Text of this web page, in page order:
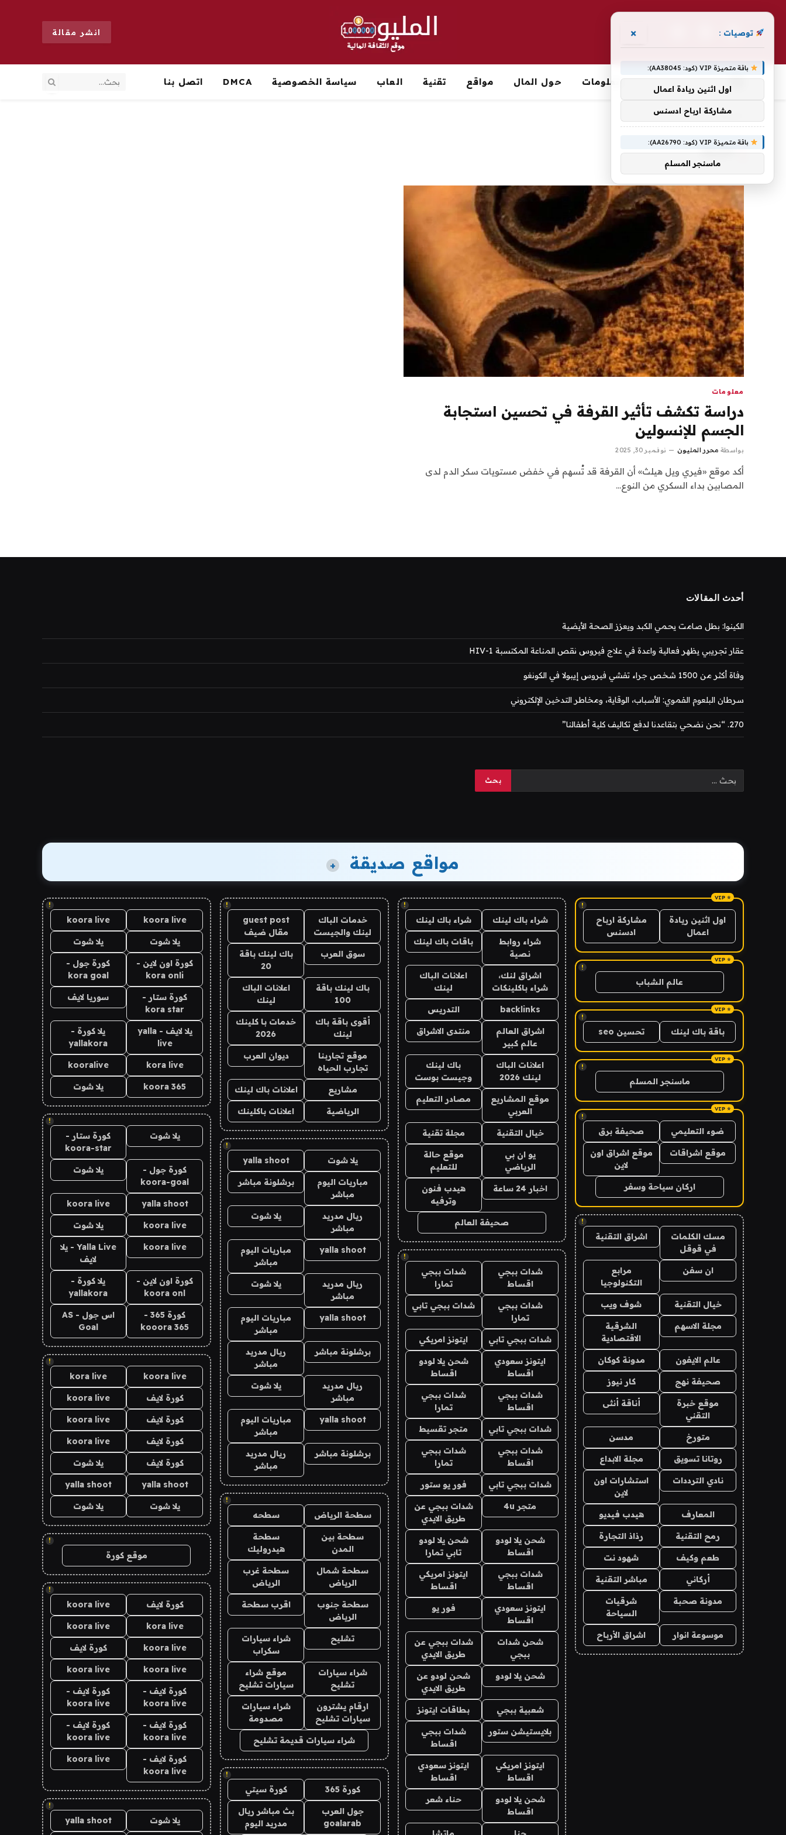
فيسبوك
(Twitter)
انشر مقالة
معلومات حول المال مواقع تقنية العاب سياسة الخصوصية DMCA اتصل بنا
الرئيسية » القرفة
القرفة
معلومات
دراسة تكشف تأثير القرفة في تحسين استجابة
الجسم للإنسولين
بواسطة محرر المليون نوفمبر 30, 2025
أكد موقع «فيري ويل هيلث» أن القرفة قد تُسهم في خفض مستويات سكر الدم لدى
المصابين بداء السكري من النوع…
أحدث المقالات
الكينوا: بطل صامت يحمي الكبد ويعزز الصحة الأيضية
عقار تجريبي يظهر فعالية واعدة في علاج فيروس نقص المناعة المكتسبة HIV-1
وفاة أكثر من 1500 شخص جراء تفشي فيروس إيبولا في الكونغو
سرطان البلعوم الفموي: الأسباب، الوقاية، ومخاطر التدخين الإلكتروني
270. “نحن نضحي بتقاعدنا لدفع تكاليف كلية أطفالنا”
مواقع صديقة +
!
اول اثنين ريادة
اعمال
مشاركة ارباح
ادسنس
!
عالم الشباب
!
باقة باك لينك تحسين seo
!
ماسنجر المسلم
!
ضوء التعليمي صحيفة برق
موقع اشراقات
موقع اشراق اون
لاين
اركان سياحة وسفر
!
مسك الكلمات
في قوقل
اشراق التقنية
ان سفن
مرابع
التكنولوجيا
خيال التقنية شوف ويب
مجلة الاسهم
الشرقية
الاقتصادية
عالم الايفون مدونة كوكان
صحيفة نهج كار نيوز
موقع خبرة
التقني
أناقة أنثى
متورخ مدسن
روتانا تسويق مجلة الابداع
نادي الترددات
استشارات اون
لاين
المعارف هيدب فيديو
رمح التقنية رذاذ التجارة
طعم وكيف شهود نت
أركاني مباشر التقنية
مدونة صحبة
شرقيات
السياحة
موسوعة انوار اشراق الأرباح
!
شراء باك لينك شراء باك لينك
شراء روابط
نصية
باقات باك لينك
اشراق لنك،
شراء باكلينكات
اعلانات الباك
لينك
backlinks التدريس
اشراق العالم
عالم كبير
منتدى الاشراق
اعلانات الباك
لينك 2026
باك لينك
وجيست بوست
موقع المشاريع
العربي
مصادر التعليم
خيال التقنية مجلة تقنية
يو ان بي
الرياضي
موقع حالة
للتعليم
اخبار 24 ساعة
هيدب فنون
وترفيه
صحيفة العالم
!
شدات ببجي
اقساط
شدات ببجي
تمارا
شدات ببجي
تمارا
شدات ببجي تابي
شدات ببجي تابي ايتونز امريكي
ايتونز سعودي
اقساط
شحن يلا لودو
اقساط
شدات ببجي
اقساط
شدات ببجي
تمارا
شدات ببجي تابي متجر تقسيط
شدات ببجي
اقساط
شدات ببجي
تمارا
شدات ببجي تابي فور يو ستور
متجر 4u
شدات ببجي عن
طريق الايدي
شحن يلا لودو
اقساط
شحن يلا لودو
تابي تمارا
شدات ببجي
اقساط
ايتونز امريكي
اقساط
ايتونز سعودي
اقساط
فور يو
شحن شدات
ببجي
شدات ببجي عن
طريق الايدي
شحن يلا لودو
شحن لودو عن
طريق الايدي
شعبية ببجي بطاقات ايتونز
بلايستيشن ستور
شدات ببجي
اقساط
ايتونز امريكي
اقساط
ايتونز سعودي
اقساط
شحن يلا لودو
اقساط
حناء شعر
!
خدمات الباك
لينك والجيست
guest post
مقال ضيف
سوق العرب
باك لينك باقة
20
باك لينك باقة
100
اعلانات الباك
لينك
أقوى باقة باك
لينك
خدمات با كلينك
2026
موقع تجاربنا
تجارب الحياه
ديوان العرب
مشاريع اعلانات باك لينك
الرياضية اعلانات باكلينك
!
يلا شوت yalla shoot
مباريات اليوم
مباشر
برشلونة مباشر
ريال مدريد
مباشر
يلا شوت
yalla shoot
مباريات اليوم
مباشر
ريال مدريد
مباشر
يلا شوت
yalla shoot
مباريات اليوم
مباشر
برشلونة مباشر
ريال مدريد
مباشر
ريال مدريد
مباشر
يلا شوت
yalla shoot
مباريات اليوم
مباشر
برشلونة مباشر
ريال مدريد
مباشر
!
سطحة الرياض سطحه
سطحة بين
المدن
سطحة
هيدروليك
سطحة شمال
الرياض
سطحة غرب
الرياض
سطحة جنوب
الرياض
اقرب سطحة
تشليح
شراء سيارات
سكراب
شراء سيارات
تشليح
موقع شراء
سيارات تشليح
ارقام يشترون
سيارات تشليح
شراء سيارات
مصدومة
شراء سيارات قديمة تشليح
!
كورة 365 كورة سيتي
جول العرب
goalarab
بث مباشر ريال
مدريد اليوم
!
koora live
koora live
يلا شوت يلا شوت
كورة اون لاين -
kora onli
كورة جول -
kora goal
كورة ستار -
kora star
سوريا لايف
يلا لايف - yalla
live
يلا كورة -
yallakora
kora live
kooralive
koora 365 يلا شوت
!
يلا شوت
كورة ستار -
koora-star
كورة جول -
koora-goal
يلا شوت
yalla shoot
koora live
koora live يلا شوت
koora live
Yalla Live - يلا
لايف
كورة اون لاين -
koora onl
يلا كورة -
yallakora
كورة 365 -
kooora 365
اس جول - AS
Goal
!
koora live
kora live
كورة لايف koora live
كورة لايف koora live
كورة لايف koora live
كورة لايف يلا شوت
yalla shoot
yalla shoot
يلا شوت يلا شوت
!
موقع كورة
!
كورة لايف koora live
kora live
koora live
koora live كورة لايف
koora live
koora live
كورة لايف -
koora live
كورة لايف -
koora live
كورة لايف -
koora live
كورة لايف -
koora live
كورة لايف -
koora live
koora live
!
يلا شوت yalla shoot
توصيات : ×
باقة متميزة VIP (كود: AA38045):
اول اثنين ريادة اعمال
مشاركة ارباح ادسنس
باقة متميزة VIP (كود: AA26790):
ماسنجر المسلم